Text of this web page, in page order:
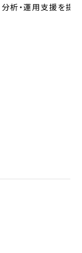
析・運用支援を提供